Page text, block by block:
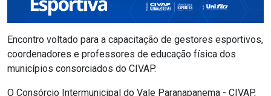
Encontro voltado para a capacitação de gestores esportivos,
coordenadores e professores de educação física dos
municípios consorciados do CIVAP.
O Consórcio Intermunicipal do Vale Paranapanema - CIVAP,